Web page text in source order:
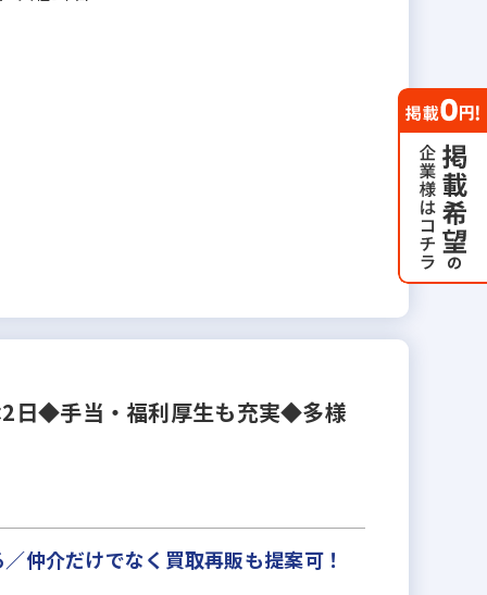
2日◆手当・福利厚生も充実◆多様
仲介だけでなく買取再販も提案可！